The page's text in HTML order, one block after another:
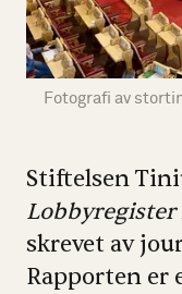
Fotografi av
Stiftelsen
Lobbyregister
skrevet av
Rapporten er